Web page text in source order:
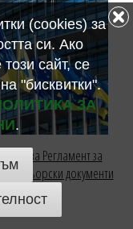
за Регламент за
шофьорски документи
(cookies) за
си. Ако
сайт, се
"бисквитки".
ЗА
.